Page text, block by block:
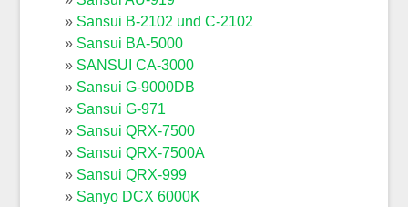
Sansui B-2102 und C-2102
Sansui BA-5000
SANSUI CA-3000
Sansui G-9000DB
Sansui G-971
Sansui QRX-7500
Sansui QRX-7500A
Sansui QRX-999
Sanyo DCX 6000K